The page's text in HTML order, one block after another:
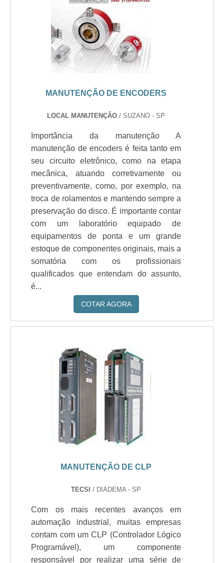
MANUTENÇÃO DE ENCODERS
LOCAL MANUTENÇÃO/ SUZANO - SP
Importância da manutenção A
manutenção de encoders é feita tanto em
seu circuito eletrônico, como na etapa
mecânica, atuando corretivamente ou
preventivamente, como, por exemplo, na
troca de rolamentos e mantendo sempre a
preservação do disco. É importante contar
com um laboratório equipado de
equipamentos de ponta e um grande
estoque de componentes originais, mais a
somatória com os profissionais
qualificados que entendam do assunto,
é...
COTAR AGORA
MANUTENÇÃO DE CLP
TECSI/ DIADEMA - SP
Com os mais recentes avanços em
automação industrial, muitas empresas
contam com um CLP (Controlador Lógico
Programável), um componente
responsável por realizar uma série de